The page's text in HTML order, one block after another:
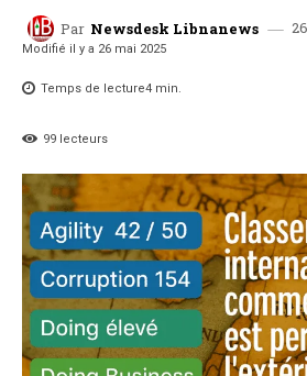
Par Newsdesk Libnanews
Modifié il y a 26 mai 2025
Temps de lecture4 min.
99 lecteurs